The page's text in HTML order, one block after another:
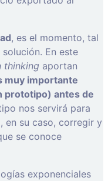
, es el momento, tal
En este
thinking aportan
muy importante
prototipo) antes de
nos servirá para
en su caso, corregir y
se conoce
exponenciales